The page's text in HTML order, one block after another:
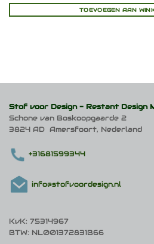
TOEVOEGEN AAN
Stof voor Design - Restant Design
Schone van Boskoopgaarde 2
3824 AD Amersfoort, Nederland
+31681599344
info@stofvoordesign.nl
KvK: 75314967
BTW: NL001372831B66